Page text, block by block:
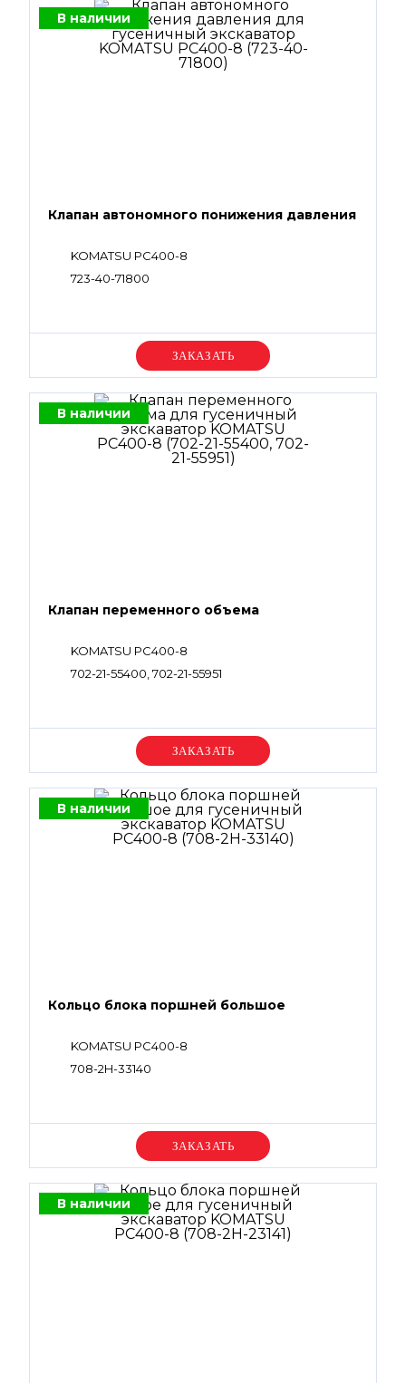
В наличии
Клапан автономного понижения давления
KOMATSU PC400-8
723-40-71800
Уточняйте цену
В наличии
Клапан переменного объема
KOMATSU PC400-8
702-21-55400, 702-21-55951
Уточняйте цену
В наличии
Кольцо блока поршней большое
KOMATSU PC400-8
708-2H-33140
Уточняйте цену
В наличии